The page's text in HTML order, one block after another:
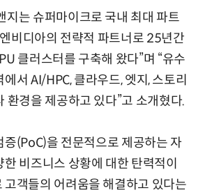
지는 슈퍼마이크로 국내 최대 파트
비디아의 전략적 파트너로 25년간
클러스터를 구축해 왔다”며 “유수
서 AI/HPC, 클라우드, 엣지, 스토리
환경을 제공하고 있다”고 소개혔다.
증(PoC)을 전문적으로 제공하는 자
비즈니스 상황에 대한 탄력적이
고객들의 어려움을 해결하고 있다는